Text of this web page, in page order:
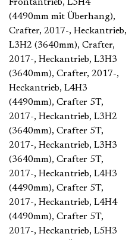
Frontantrieb, L5H4
(4490mm mit Überhang),
Crafter, 2017-, Heckantrieb,
L3H2 (3640mm), Crafter,
2017-, Heckantrieb, L3H3
(3640mm), Crafter, 2017-,
Heckantrieb, L4H3
(4490mm), Crafter 5T,
2017-, Heckantrieb, L3H2
(3640mm), Crafter 5T,
2017-, Heckantrieb, L3H3
(3640mm), Crafter 5T,
2017-, Heckantrieb, L4H3
(4490mm), Crafter 5T,
2017-, Heckantrieb, L4H4
(4490mm), Crafter 5T,
2017-, Heckantrieb, L5H3